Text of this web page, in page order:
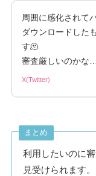
周囲に感化されて
ダウンロードした
す🫠
審査厳しいのかな
X(Twitter)
まとめ
利用したいのに
見受けられます